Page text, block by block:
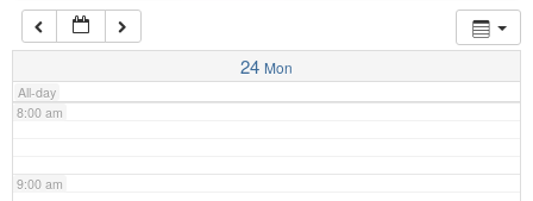
24 Mon
All-day
7:00 am
8:00 am
9:00 am